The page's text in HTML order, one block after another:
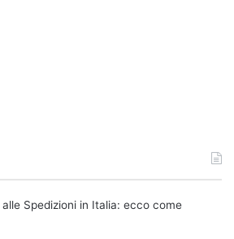
Spedizioni in Italia: ecco come